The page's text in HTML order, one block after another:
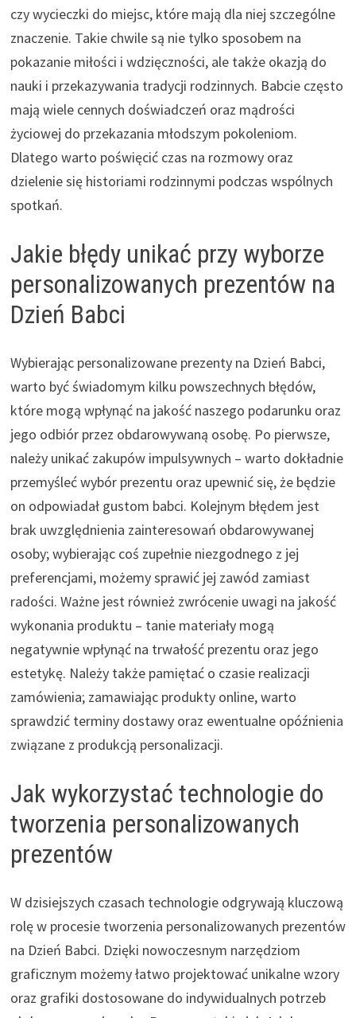
czy wycieczki do miejsc, które mają dla niej szczególne
znaczenie. Takie chwile są nie tylko sposobem na
pokazanie miłości i wdzięczności, ale także okazją do
nauki i przekazywania tradycji rodzinnych. Babcie często
mają wiele cennych doświadczeń oraz mądrości
życiowej do przekazania młodszym pokoleniom.
Dlatego warto poświęcić czas na rozmowy oraz
dzielenie się historiami rodzinnymi podczas wspólnych
spotkań.
Jakie błędy unikać przy wyborze
personalizowanych prezentów na
Dzień Babci
Wybierając personalizowane prezenty na Dzień Babci,
warto być świadomym kilku powszechnych błędów,
które mogą wpłynąć na jakość naszego podarunku oraz
jego odbiór przez obdarowywaną osobę. Po pierwsze,
należy unikać zakupów impulsywnych – warto dokładnie
przemyśleć wybór prezentu oraz upewnić się, że będzie
on odpowiadał gustom babci. Kolejnym błędem jest
brak uwzględnienia zainteresowań obdarowywanej
osoby; wybierając coś zupełnie niezgodnego z jej
preferencjami, możemy sprawić jej zawód zamiast
radości. Ważne jest również zwrócenie uwagi na jakość
wykonania produktu – tanie materiały mogą
negatywnie wpłynąć na trwałość prezentu oraz jego
estetykę. Należy także pamiętać o czasie realizacji
zamówienia; zamawiając produkty online, warto
sprawdzić terminy dostawy oraz ewentualne opóźnienia
związane z produkcją personalizacji.
Jak wykorzystać technologie do
tworzenia personalizowanych
prezentów
W dzisiejszych czasach technologie odgrywają kluczową
rolę w procesie tworzenia personalizowanych prezentów
na Dzień Babci. Dzięki nowoczesnym narzędziom
graficznym możemy łatwo projektować unikalne wzory
oraz grafiki dostosowane do indywidualnych potrzeb